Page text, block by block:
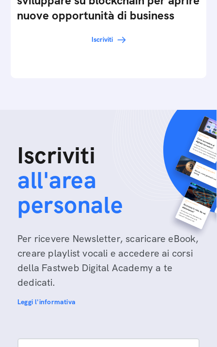
nuove opportunità di business
Iscriviti
Iscriviti
all'area
personale
Per ricevere Newsletter, scaricare eBook,
creare playlist vocali e accedere ai corsi
della Fastweb Digital Academy a te
dedicati.
Leggi l'informativa